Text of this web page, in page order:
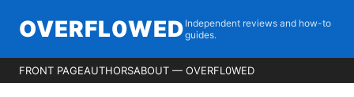
OVERFL0WED Independent reviews and how-to
guides.
FRONT PAGEAUTHORSABOUT — OVERFL0WED